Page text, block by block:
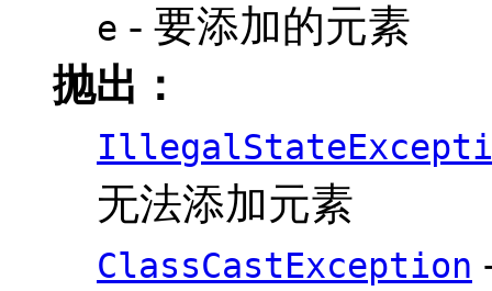
e - 要添加的元素
抛出：
无法添加元素
ClassCastException